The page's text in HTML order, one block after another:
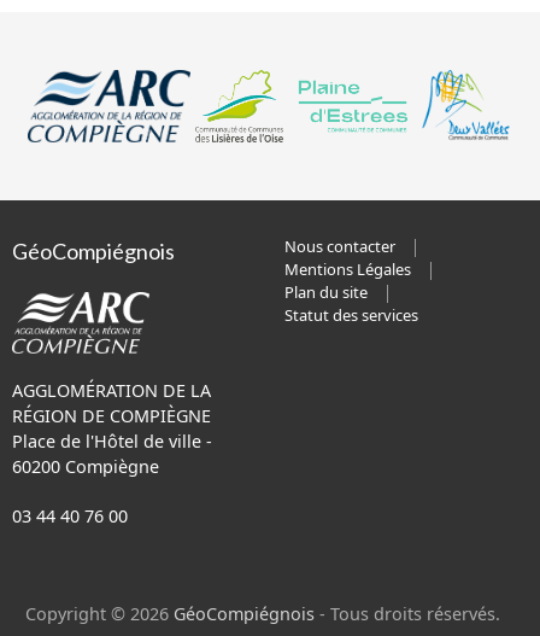
GéoCompiégnois
AGGLOMÉRATION DE LA
RÉGION DE COMPIÈGNE
Place de l'Hôtel de ville -
60200 Compiègne
03 44 40 76 00
Nous contacter
Mentions Légales
Plan du site
Statut des services
Copyright © 2026 GéoCompiégnois - Tous droits réservés.